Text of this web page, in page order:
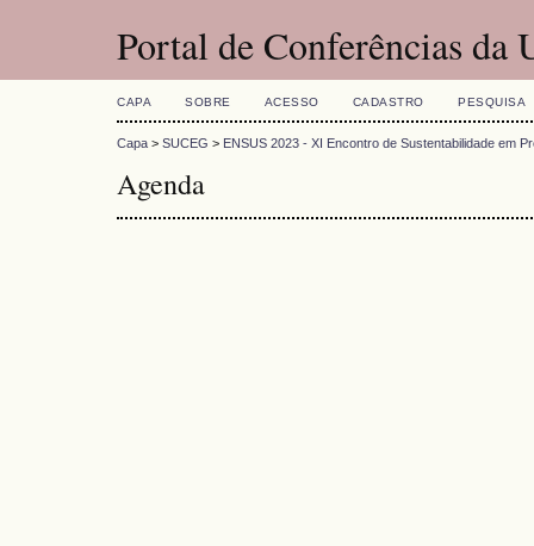
Portal de Conferências da
CAPA SOBRE ACESSO CADASTRO PESQUISA
Capa > SUCEG > ENSUS 2023 - XI Encontro de Sustentabilidade em
Agenda